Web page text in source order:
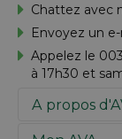
A propos
Chattez avec
Envoyez un
Appelez le
à 17h30 et